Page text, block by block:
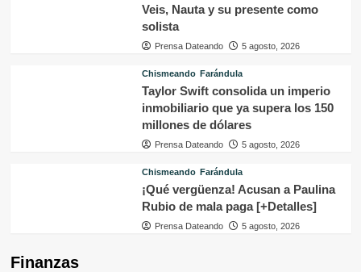
Veis, Nauta y su presente como
solista
Prensa Dateando 5 agosto, 2026
Chismeando Farándula
Taylor Swift consolida un imperio
inmobiliario que ya supera los 150
millones de dólares
Prensa Dateando 5 agosto, 2026
Chismeando Farándula
¡Qué vergüenza! Acusan a Paulina
Rubio de mala paga [+Detalles]
Prensa Dateando 5 agosto, 2026
Finanzas